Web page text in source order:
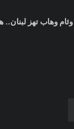
وئام وهاب تهز